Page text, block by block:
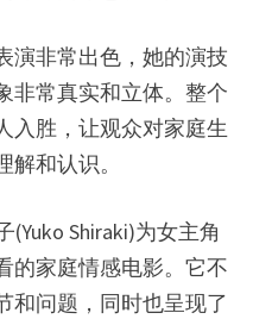
演非常出色，她的演技
非常真实和立体。整个
入胜，让观众对家庭生
和认识。
(Yuko Shiraki)为女主角
的家庭情感电影。它不
和问题，同时也呈现了